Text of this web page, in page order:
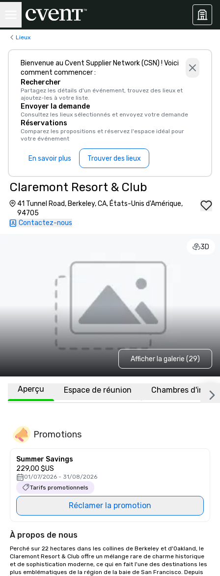
Lieux
Bienvenue au Cvent Supplier Network (CSN) ! Voici
comment commencer :
Rechercher
Partagez les détails d'un événement, trouvez des lieux et
ajoutez-les à votre liste.
Envoyer la demande
Consultez les lieux sélectionnés et envoyez votre demande
Réservations
Comparez les propositions et réservez l'espace idéal pour
votre événement
En savoir plus Trouver des lieux
Claremont Resort & Club
41 Tunnel Road, Berkeley, CA, États-Unis d'Amérique,
94705
Contactez-nous
3D
Afficher la galerie (29)
Aperçu Espace de réunion Chambres
Promotions
Summer Savings
229,00 $US
01/07/2026 - 31/08/2026
Tarifs promotionnels
Réclamer la promotion
À propos de nous
Perché sur 22 hectares dans les collines de Berkeley et d'Oakland, le
Claremont Resort & Club offre un mélange rare de charme historique
et de sophistication moderne, ce qui en fait l'une des destinations les
plus emblématiques de la région de la baie de San Francisco. Depuis